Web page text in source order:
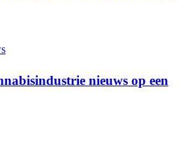
nieuws op een